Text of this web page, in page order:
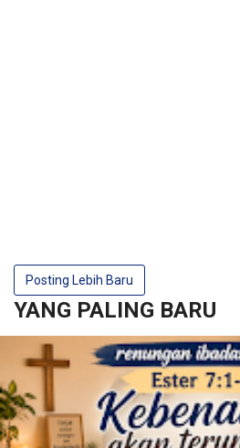
Posting Lebih Baru
YANG PALING BARU